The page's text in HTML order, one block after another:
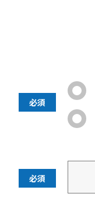
必須
必須